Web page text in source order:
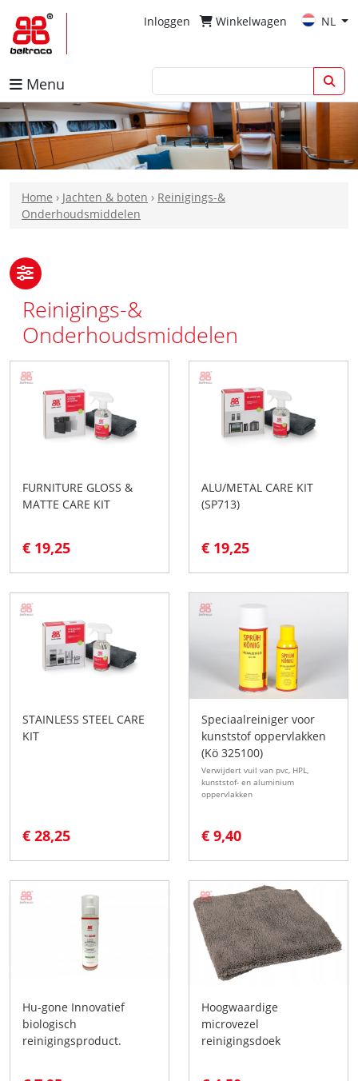
Inloggen Winkelwagen NL
Menu
Home › Jachten & boten › Reinigings-&
Onderhoudsmiddelen
Reinigings-&
Onderhoudsmiddelen
FURNITURE GLOSS &
MATTE CARE KIT
€ 19,25
ALU/METAL CARE KIT
(SP713)
€ 19,25
STAINLESS STEEL CARE
KIT
€ 28,25
Speciaalreiniger voor
kunststof oppervlakken
(Kö 325100)
Verwijdert vuil van pvc, HPL,
kunststof- en aluminium
oppervlakken
€ 9,40
Hu-gone Innovatief
biologisch
reinigingsproduct.
Hoogwaardige
microvezel
reinigingsdoek